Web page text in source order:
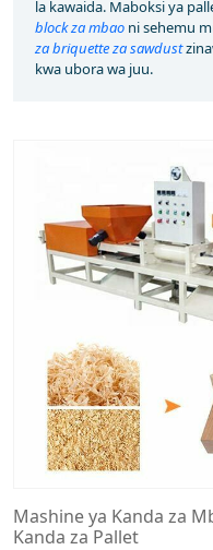
la kawaida. Maboksi ya
block za mbao ni sehemu
za briquette za sawdust
kwa ubora wa juu.
Mashine ya Kanda za
Kanda za Pallet